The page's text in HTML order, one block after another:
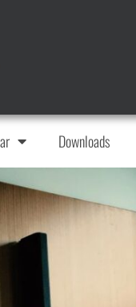
Downloads